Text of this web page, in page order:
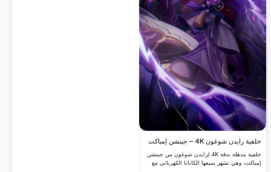
خلفية رايدن شوغون 4K – جينشن إمباكت
خلفية مذهلة بدقة 4K لرايدن شوغون من جينشن
إمباكت، وهي تشهر سيفها الكاتانا الكهربائي مع